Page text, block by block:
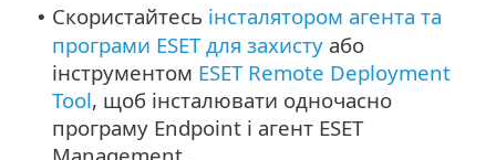
• Скористайтесь інсталятором агента та
програми ESET для захисту або
інструментом ESET Remote Deployment
Tool, щоб інсталювати одночасно
програму Endpoint і агент ESET